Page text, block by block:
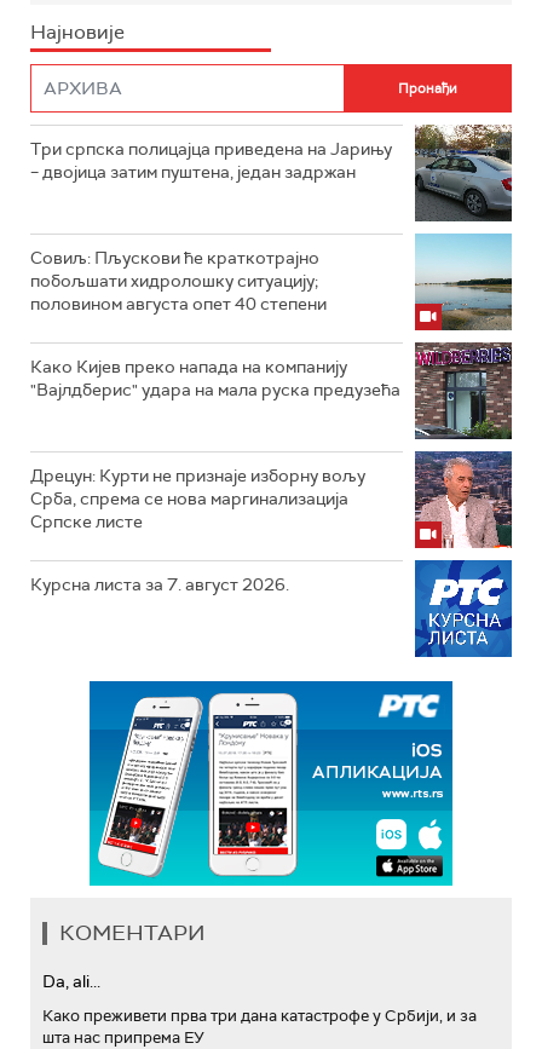
Најновије
Три српска полицајца приведена на Јарињу
– двојица затим пуштена, један задржан
Совиљ: Пљускови ће краткотрајно
побољшати хидролошку ситуацију;
половином августа опет 40 степени
Како Кијев преко напада на компанију
"Вајлдберис" удара на мала руска предузећа
Дрецун: Курти не признаје изборну вољу
Срба, спрема се нова маргинализација
Српске листе
Курсна листа за 7. август 2026.
КОМЕНТАРИ
Da, ali...
Како преживети прва три дана катастрофе у Србији, и за
шта нас припрема ЕУ